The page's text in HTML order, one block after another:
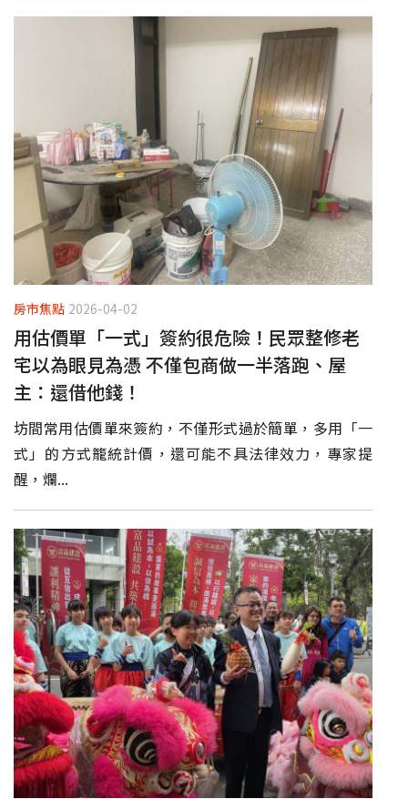
房市焦點 2026-04-02
用估價單「一式」簽約很危險！民眾整修老
宅以為眼見為憑 不僅包商做一半落跑、屋
主：還借他錢！
坊間常用估價單來簽約，不僅形式過於簡單，多用「一
式」的方式籠統計價，還可能不具法律效力，專家提
醒，爛...